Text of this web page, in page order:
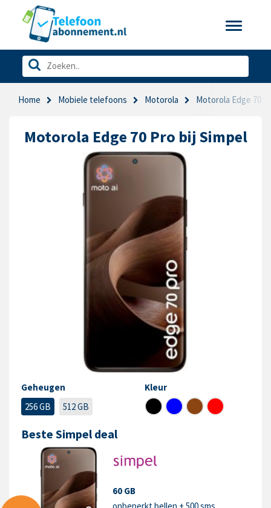
Toggle
Home Mobiele telefoons Motorola Motorola Edge 70
Motorola Edge 70 Pro bij Simpel
Geheugen
256 GB
512 GB
Kleur
Beste Simpel deal
60 GB